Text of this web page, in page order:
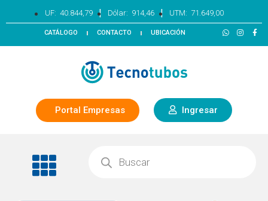
UF: 40.844,79 | Dólar: 914,46 | UTM: 71.649,00
CATÁLOGO CONTACTO UBICACIÓN
Portal Empresas Ingresar